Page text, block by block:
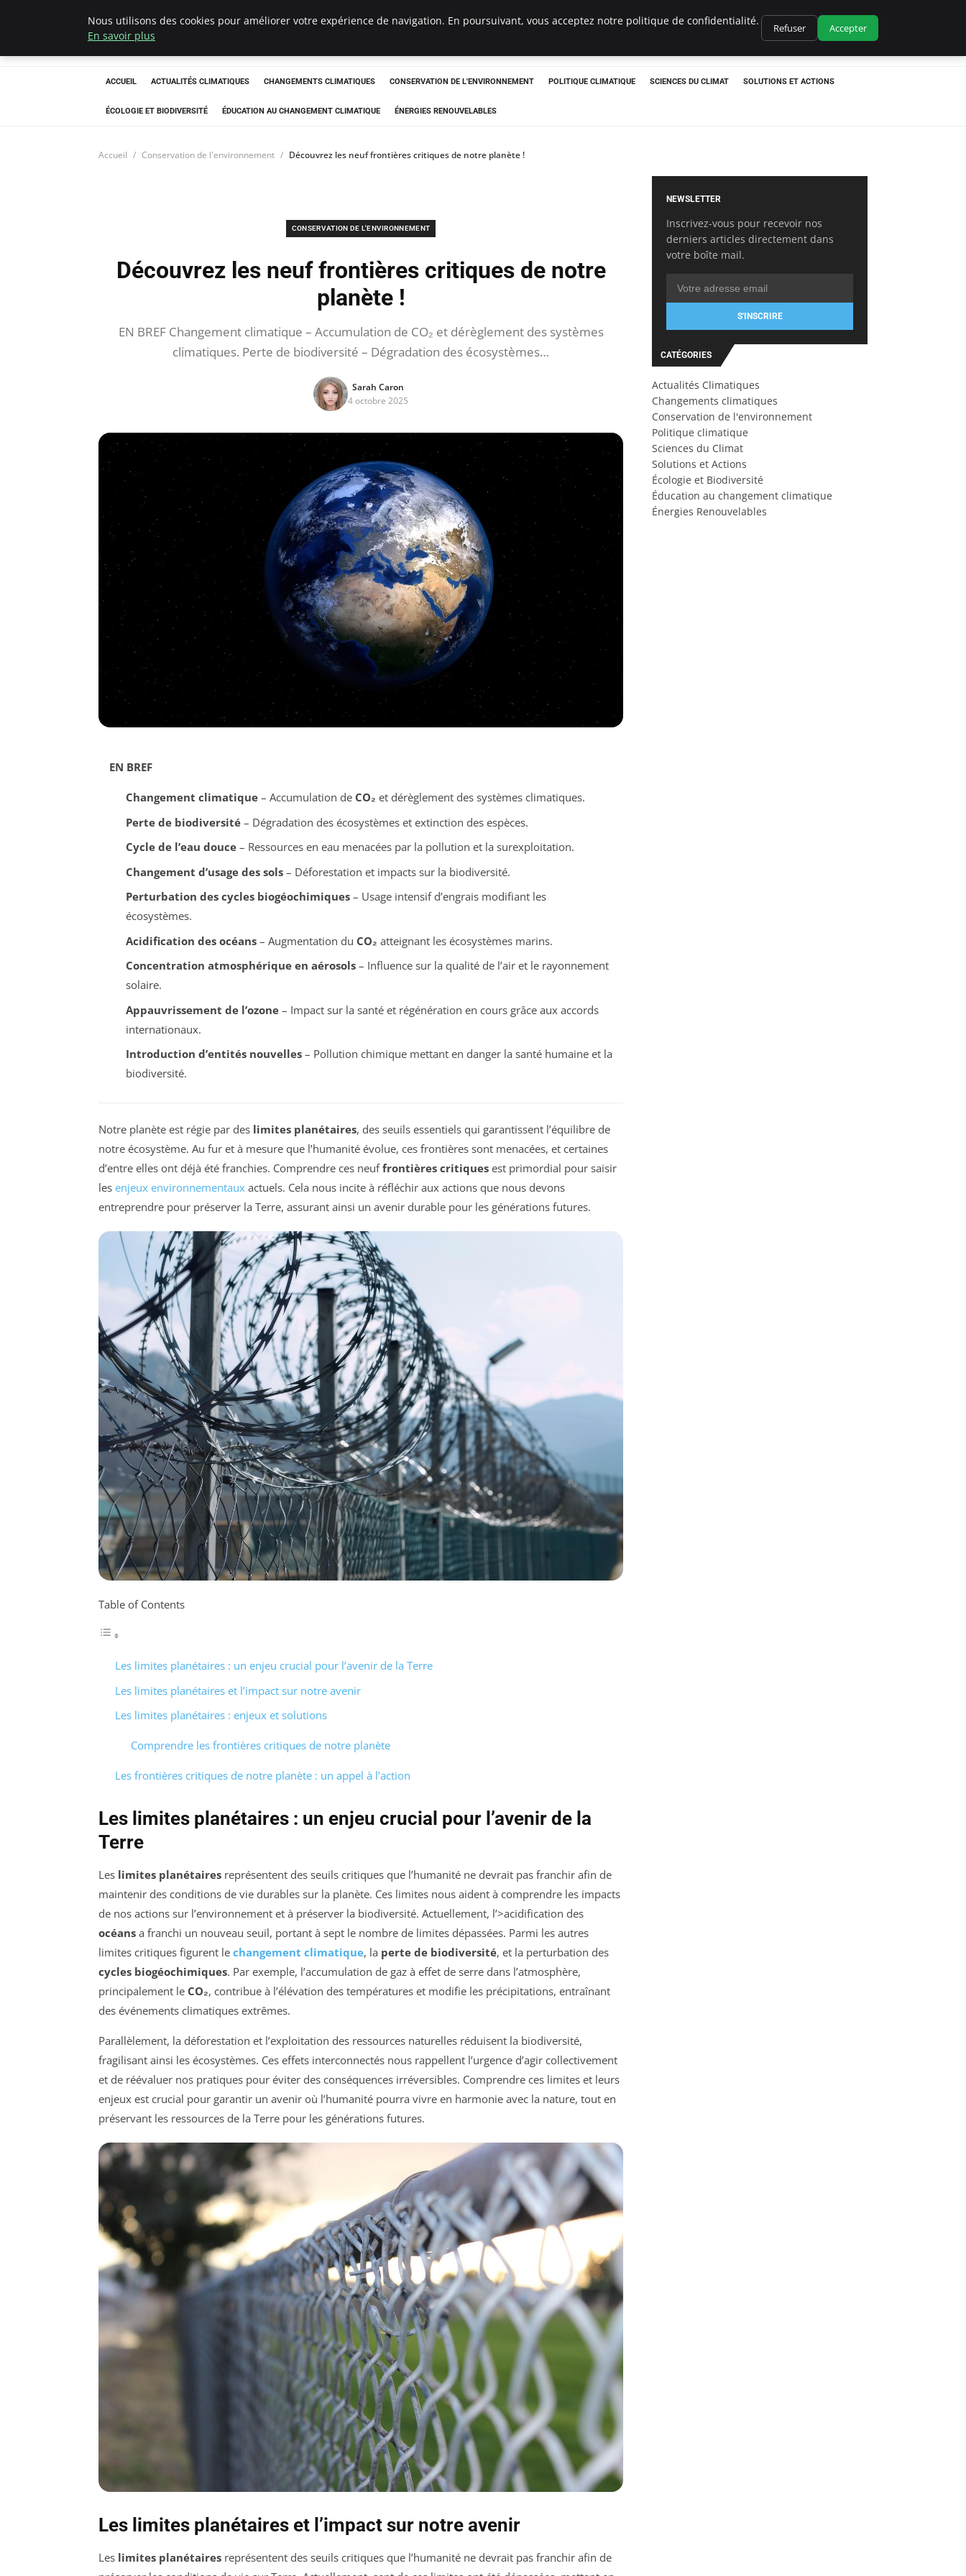
Climatedebtagents
ACCUEIL ACTUALITÉS CLIMATIQUES CHANGEMENTS CLIMATIQUES CONSERVATION DE L'ENVIRONNEMENT POLITIQUE CLIMATIQUE SCIENCES DU CLIMAT SOLUTIONS ET ACTIONS
ÉCOLOGIE ET BIODIVERSITÉ ÉDUCATION AU CHANGEMENT CLIMATIQUE ÉNERGIES RENOUVELABLES
Accueil Conservation de l'environnement Découvrez les neuf frontières critiques de notre planète !
CONSERVATION DE L'ENVIRONNEMENT
Découvrez les neuf frontières critiques de notre
planète !
EN BREF Changement climatique – Accumulation de CO₂ et dérèglement des systèmes
climatiques. Perte de biodiversité – Dégradation des écosystèmes…
Sarah Caron
4 octobre 2025
EN BREF
Changement climatique– Accumulation de CO₂ et dérèglement des systèmes climatiques.
Perte de biodiversité– Dégradation des écosystèmes et extinction des espèces.
Cycle de l’eau douce– Ressources en eau menacées par la pollution et la surexploitation.
Changement d’usage des sols– Déforestation et impacts sur la biodiversité.
Perturbation des cycles biogéochimiques– Usage intensif d’engrais modifiant les
écosystèmes.
Acidification des océans– Augmentation du CO₂ atteignant les écosystèmes marins.
Concentration atmosphérique en aérosols– Influence sur la qualité de l’air et le rayonnement
solaire.
Appauvrissement de l’ozone– Impact sur la santé et régénération en cours grâce aux accords
internationaux.
Introduction d’entités nouvelles– Pollution chimique mettant en danger la santé humaine et la
biodiversité.
Notre planète est régie par des limites planétaires, des seuils essentiels qui garantissent l’équilibre de
notre écosystème. Au fur et à mesure que l’humanité évolue, ces frontières sont menacées, et certaines
d’entre elles ont déjà été franchies. Comprendre ces neuffrontières critiques est primordial pour saisir
les enjeux environnementaux actuels. Cela nous incite à réfléchir aux actions que nous devons
entreprendre pour préserver la Terre, assurant ainsi un avenir durable pour les générations futures.
Table of Contents
Les limites planétaires : un enjeu crucial pour l’avenir de la Terre
Les limites planétaires et l’impact sur notre avenir
Les limites planétaires : enjeux et solutions
Comprendre les frontières critiques de notre planète
Les frontières critiques de notre planète : un appel à l’action
Les limites planétaires : un enjeu crucial pour l’avenir de la
Terre
Les limites planétaires représentent des seuils critiques que l’humanité ne devrait pas franchir afin de
maintenir des conditions de vie durables sur la planète. Ces limites nous aident à comprendre les impacts
de nos actions sur l’environnement et à préserver la biodiversité. Actuellement, l’>acidification des
océans a franchi un nouveau seuil, portant à sept le nombre de limites dépassées. Parmi les autres
limites critiques figurent le changement climatique, la perte de biodiversité, et la perturbation des
cycles biogéochimiques. Par exemple, l’accumulation de gaz à effet de serre dans l’atmosphère,
principalement le CO₂, contribue à l’élévation des températures et modifie les précipitations, entraînant
des événements climatiques extrêmes.
Parallèlement, la déforestation et l’exploitation des ressources naturelles réduisent la biodiversité,
fragilisant ainsi les écosystèmes. Ces effets interconnectés nous rappellent l’urgence d’agir collectivement
et de réévaluer nos pratiques pour éviter des conséquences irréversibles. Comprendre ces limites et leurs
enjeux est crucial pour garantir un avenir où l’humanité pourra vivre en harmonie avec la nature, tout en
préservant les ressources de la Terre pour les générations futures.
Les limites planétaires et l’impact sur notre avenir
Les limites planétaires représentent des seuils critiques que l’humanité ne devrait pas franchir afin de
NEWSLETTER
Inscrivez-vous pour recevoir nos
derniers articles directement dans
votre boîte mail.
S'INSCRIRE
CATÉGORIES
Actualités Climatiques
Changements climatiques
Conservation de l'environnement
Politique climatique
Sciences du Climat
Solutions et Actions
Écologie et Biodiversité
Éducation au changement climatique
Énergies Renouvelables
Nous utilisons des cookies pour améliorer votre expérience de navigation. En poursuivant, vous acceptez notre politique de confidentialité.
En savoir plus
Refuser Accepter